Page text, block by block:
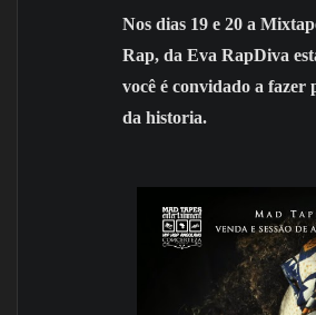
Nos dias 19 e 20 a
Rap, da Eva RapDiva
você é convidado a fazer
da historia.